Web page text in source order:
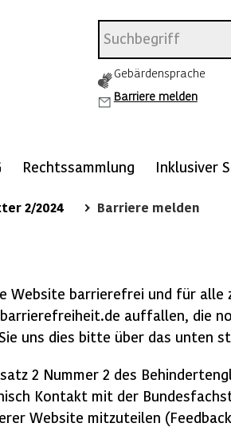
Gebärdensprache
Barriere melden
Rechtssammlung Inklusiver
2/2024 Barriere melden
Website barrierefrei und für alle
auffallen, die
uns dies bitte über das unten
2 Nummer 2 des
Kontakt mit der
Website mitzuteilen